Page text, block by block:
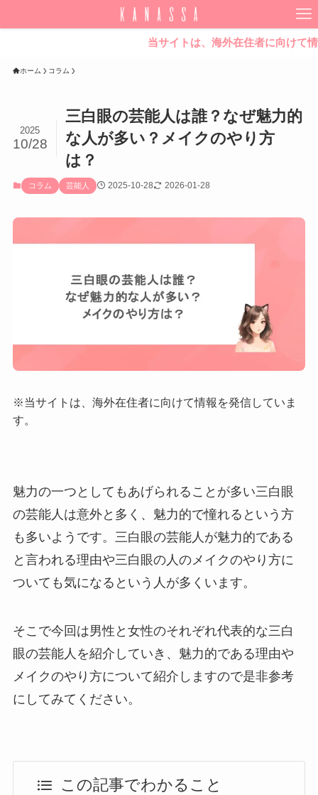
当サイトは、海外在住者に向けて情報を発
ホーム コラム
三白眼の芸能人は誰？なぜ魅力的
な人が多い？メイクのやり方
は？
2025
10/28
コラム 芸能人 2025-10-28 2026-01-28
※当サイトは、海外在住者に向けて情報を発信していま
す。
魅力の一つとしてもあげられることが多い三白眼
の芸能人は意外と多く、魅力的で憧れるという方
も多いようです。三白眼の芸能人が魅力的である
と言われる理由や三白眼の人のメイクのやり方に
ついても気になるという人が多くいます。
そこで今回は男性と女性のそれぞれ代表的な三白
眼の芸能人を紹介していき、魅力的である理由や
メイクのやり方について紹介しますので是非参考
にしてみてください。
この記事でわかること